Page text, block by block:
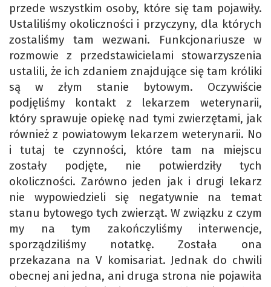
przede wszystkim osoby, które się tam pojawiły.
Ustaliliśmy okoliczności i przyczyny, dla których
zostaliśmy tam wezwani. Funkcjonariusze w
rozmowie z przedstawicielami stowarzyszenia
ustalili, że ich zdaniem znajdujące się tam króliki
są w złym stanie bytowym. Oczywiście
podjęliśmy kontakt z lekarzem weterynarii,
który sprawuje opiekę nad tymi zwierzętami, jak
również z powiatowym lekarzem weterynarii. No
i tutaj te czynności, które tam na miejscu
zostały podjęte, nie potwierdziły tych
okoliczności. Zarówno jeden jak i drugi lekarz
nie wypowiedzieli się negatywnie na temat
stanu bytowego tych zwierząt. W związku z czym
my na tym zakończyliśmy interwencje,
sporządziliśmy notatkę. Została ona
przekazana na V komisariat. Jednak do chwili
obecnej ani jedna, ani druga strona nie pojawiła